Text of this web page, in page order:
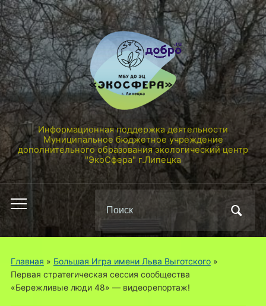
Информационная поддержка деятельности
Муниципальное бюджетное учреждение
дополнительного образования экологический центр
"ЭкоСфера" г.Липецка
Переключить
мобильное
меню
Поиск
по:
Главная » Большая Игра имени Льва Выготского»
Первая стратегическая сессия сообщества
«Бережливые люди 48» — видеорепортаж!